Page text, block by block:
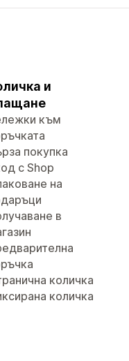
и
към
покупка
с Shop
на
в
количка
количка